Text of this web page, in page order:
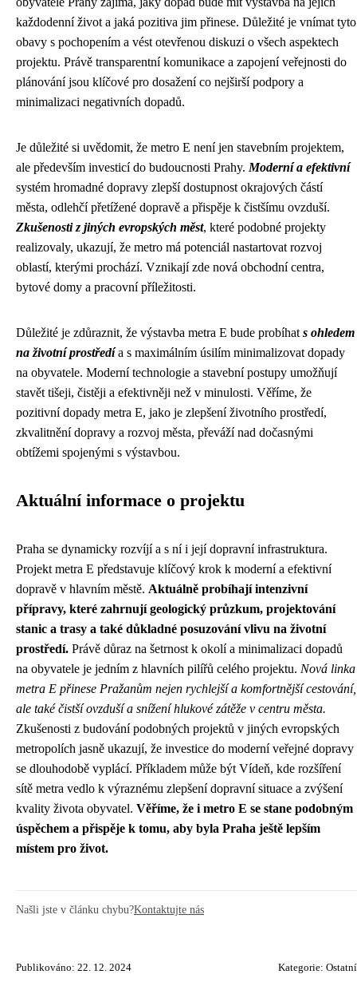
každodenní život a jaká pozitiva jim přinese. Důležité je vnímat tyto
obavy s pochopením a vést otevřenou diskuzi o všech aspektech
projektu. Právě transparentní komunikace a zapojení veřejnosti do
plánování jsou klíčové pro dosažení co nejširší podpory a
minimalizaci negativních dopadů.
Je důležité si uvědomit, že metro E není jen stavebním projektem,
ale především investicí do budoucnosti Prahy. Moderní a efektivní
systém hromadné dopravy zlepší dostupnost okrajových částí
města, odlehčí přetížené dopravě a přispěje k čistšímu ovzduší.
Zkušenosti z jiných evropských měst, které podobné projekty
realizovaly, ukazují, že metro má potenciál nastartovat rozvoj
oblastí, kterými prochází. Vznikají zde nová obchodní centra,
bytové domy a pracovní příležitosti.
Důležité je zdůraznit, že výstavba metra E bude probíhat s ohledem
na životní prostředía s maximálním úsilím minimalizovat dopady
na obyvatele. Moderní technologie a stavební postupy umožňují
stavět tišeji, čistěji a efektivněji než v minulosti. Věříme, že
pozitivní dopady metra E, jako je zlepšení životního prostředí,
zkvalitnění dopravy a rozvoj města, převáží nad dočasnými
obtížemi spojenými s výstavbou.
Aktuální informace o projektu
Praha se dynamicky rozvíjí a s ní i její dopravní infrastruktura.
Projekt metra E představuje klíčový krok k moderní a efektivní
dopravě v hlavním městě. Aktuálně probíhají intenzivní
přípravy, které zahrnují geologický průzkum, projektování
stanic a trasy a také důkladné posuzování vlivu na životní
prostředí. Právě důraz na šetrnost k okolí a minimalizaci dopadů
na obyvatele je jedním z hlavních pilířů celého projektu. Nová linka
metra E přinese Pražanům nejen rychlejší a komfortnější cestování,
ale také čistší ovzduší a snížení hlukové zátěže v centru města.
Zkušenosti z budování podobných projektů v jiných evropských
metropolích jasně ukazují, že investice do moderní veřejné dopravy
se dlouhodobě vyplácí. Příkladem může být Vídeň, kde rozšíření
sítě metra vedlo k výraznému zlepšení dopravní situace a zvýšení
kvality života obyvatel. Věříme, že i metro E se stane podobným
úspěchem a přispěje k tomu, aby byla Praha ještě lepším
místem pro život.
Našli jste v článku chybu?Kontaktujte nás
Publikováno: 22. 12. 2024 Kategorie: Ostatní